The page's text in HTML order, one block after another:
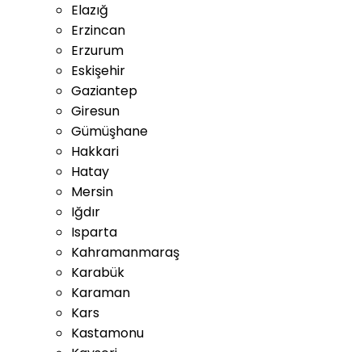
Elazığ
Erzincan
Erzurum
Eskişehir
Gaziantep
Giresun
Gümüşhane
Hakkari
Hatay
Mersin
Iğdır
Isparta
Kahramanmaraş
Karabük
Karaman
Kars
Kastamonu